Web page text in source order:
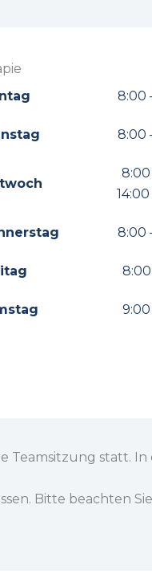
8:00
8:00
8:00
8:00
8:00
9:00
statt.
Bitte beachten